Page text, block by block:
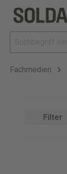
Fachmedien
Filter